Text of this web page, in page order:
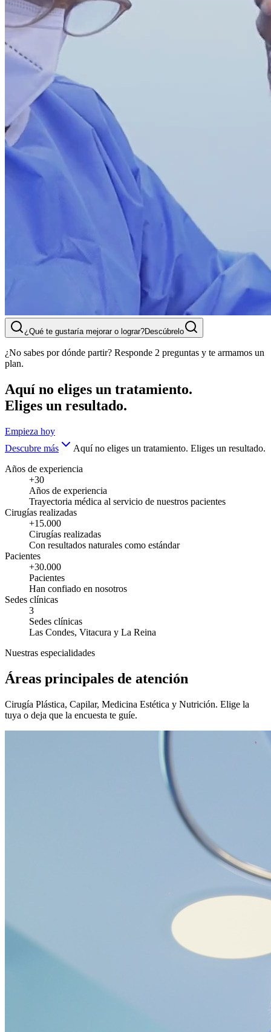
¿Qué te gustaría mejorar o lograr?Descúbrelo
¿No sabes por dónde partir? Responde 2 preguntas y te armamos un
plan.
Aquí no eliges un tratamiento.
Eliges un resultado.
Empieza hoy
Descubre más
Aquí no eliges un tratamiento. Eliges un resultado.
Años de experiencia
+30
Años de experiencia
Trayectoria médica al servicio de nuestros pacientes
Cirugías realizadas
+15.000
Cirugías realizadas
Con resultados naturales como estándar
Pacientes
+30.000
Pacientes
Han confiado en nosotros
Sedes clínicas
3
Sedes clínicas
Las Condes, Vitacura y La Reina
Nuestras especialidades
Áreas principales de atención
Cirugía Plástica, Capilar, Medicina Estética y Nutrición. Elige la
tuya o deja que la encuesta te guíe.